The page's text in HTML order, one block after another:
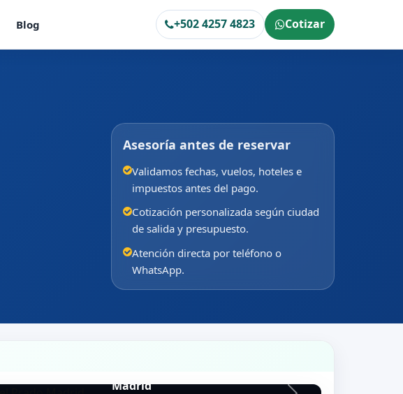
Blog +502 4257 4823 Cotizar
Asesoría antes de reservar
Validamos fechas, vuelos, hoteles e
impuestos antes del pago.
Cotización personalizada según ciudad
de salida y presupuesto.
Atención directa por teléfono o
WhatsApp.
Madrid